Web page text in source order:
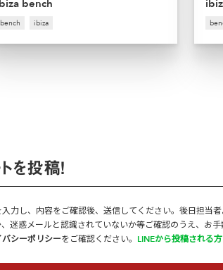
bench
bench ibiza
を投稿！
力し、内容をご確認後、送信してください。後日担当
迷惑メールと認識されていないか等ご確認のうえ、お
バシーポリシーをご確認ください。 LINEから投稿される